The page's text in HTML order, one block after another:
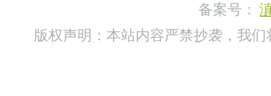
备案号：
版权声明：本站内容严禁抄袭，我